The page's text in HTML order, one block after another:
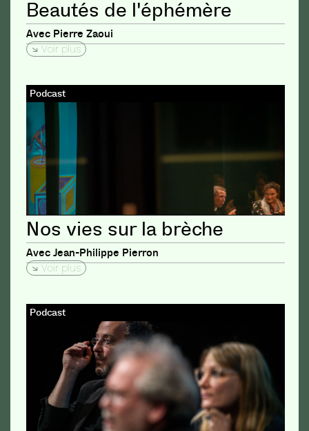
Beautés de l'éphémère
Avec Pierre Zaoui
Voir plus
Podcast
Nos vies sur la brèche
Avec Jean-Philippe Pierron
Voir plus
Podcast